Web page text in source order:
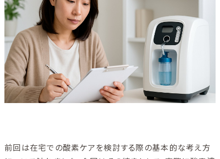
会社情報
アクセス
ブログ
酸素について
前回は在宅での酸素ケアを検討する際の基本的な考え方